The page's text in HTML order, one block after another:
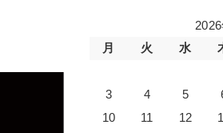
月
火 水
3
4 5
10
11 12